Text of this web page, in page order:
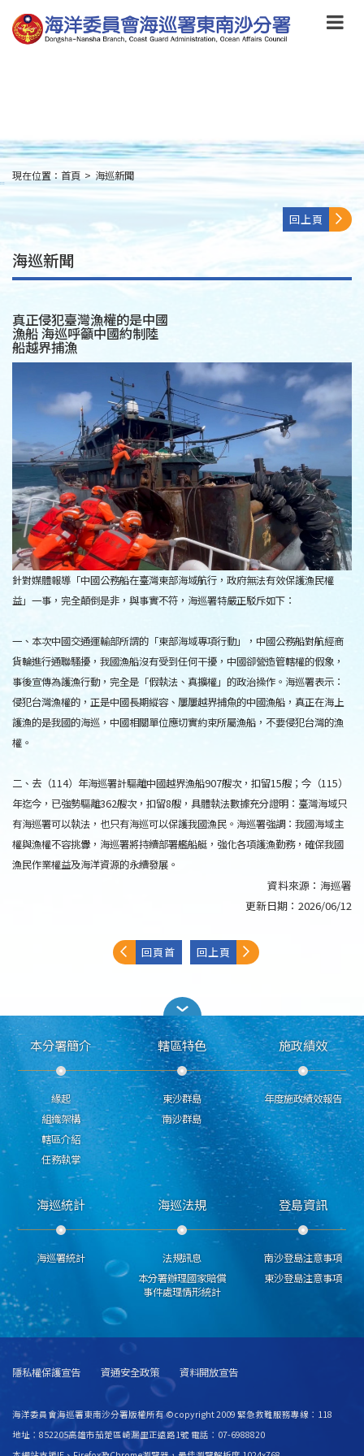
到
主
要
:::
現在位置： 首頁 > 海巡新聞
回上頁
海巡新聞
真正侵犯臺灣漁權的是中國
漁船 海巡呼籲中國約制陸
船越界捕漁
針對媒體報導「中國公務船在臺灣東部海域航行，政府無法有效保護漁民權
益」一事，完全顛倒是非，與事實不符，海巡署特嚴正駁斥如下：
一、本次中國交通運輸部所謂的「東部海域專項行動」，中國公務船對航經商
貨輪進行通聯騷擾，我國漁船沒有受到任何干擾，中國卻營造管轄權的假象，
事後宣傳為護漁行動，完全是「假執法、真擴權」的政治操作。海巡署表示：
侵犯台灣漁權的，正是中國長期縱容、屢屢越界捕魚的中國漁船，真正在海上
護漁的是我國的海巡，中國相關單位應切實約束所屬漁船，不要侵犯台灣的漁
權。
二、去（114）年海巡署計驅離中國越界漁船907艘次，扣留15艘；今（115）
年迄今，已強勢驅離362艘次，扣留8艘，具體執法數據充分證明：臺灣海域只
有海巡署可以執法，也只有海巡可以保護我國漁民。海巡署強調：我國海域主
權與漁權不容挑釁，海巡署將持續部署艦船艇，強化各項護漁勤務，確保我國
漁民作業權益及海洋資源的永續發展。
資料來源： 海巡署
更新日期： 2026/06/12
回頁首 回上頁
本分署簡介
緣起
組織架構
轄區介紹
任務執掌
轄區特色
東沙群島
南沙群島
施政績效
年度施政績效報告
海巡統計
海巡署統計
海巡法規
法規訊息
本分署辦理國家賠償
事件處理情形統計
登島資訊
南沙登島注意事項
東沙登島注意事項
隱私權保護宣告 資通安全政策 資料開放宣告
海洋委員會海巡署東南沙分署版權所有 ©copyright 2009 緊急救難服務專線：118
地址：852205高雄市茄萣區崎漏里正遠路1號 電話：07-6988820